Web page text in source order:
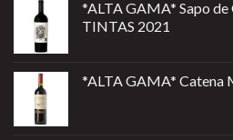
*ALTA GAMA* Sapo
TINTAS 2021
*ALTA GAMA* Catena